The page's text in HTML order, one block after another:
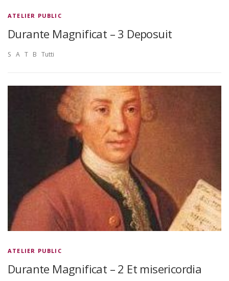
ATELIER PUBLIC
Durante Magnificat – 3 Deposuit
S A T B Tutti
ATELIER PUBLIC
Durante Magnificat – 2 Et misericordia